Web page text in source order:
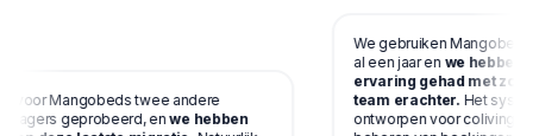
voor Mangobeds twee andere
geprobeerd, enwe hebben
We gebruiken Mangobeds
al een jaar enwe hebben
ervaring gehad met
team erachter.Het
ontworpen voor coliving-